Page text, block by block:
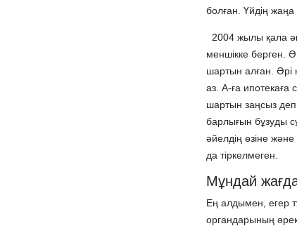
болған. Үйдің
2004 жылы қала
меншікке берген.
шартын алған. Әрі
аз. А-ға ипотекаға
шартын заңсыз деп
барлығын бұзуды
әйелдің өзіне
да тіркелмеген.
Мұндай
Ең алдымен, егер
органдарының